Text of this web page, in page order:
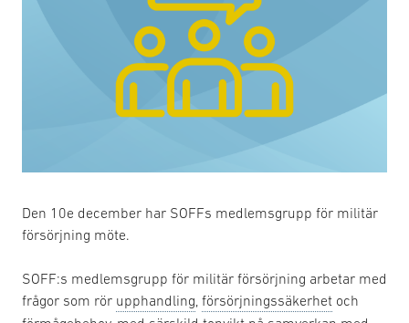
Den 10e december har SOFFs medlemsgrupp för militär
försörjning möte.
SOFF:s medlemsgrupp för militär försörjning arbetar med
frågor som rör upphandling försörjningssäkerhet och